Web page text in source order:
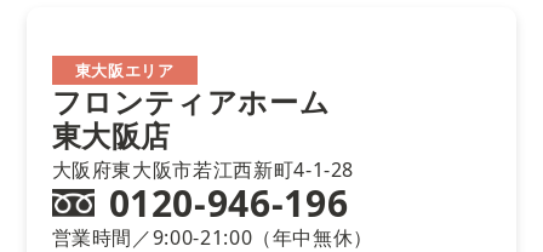
東大阪エリア
フロンティアホーム
東大阪店
大阪府東大阪市若江西新町4-1-28
0120-946-196
営業時間／9:00-21:00（年中無休）